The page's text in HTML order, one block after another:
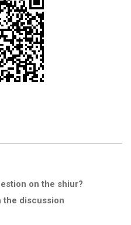
on the shiur?
the discussion